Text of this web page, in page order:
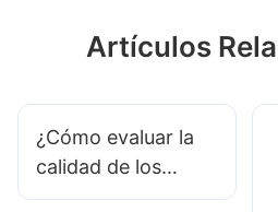
Artículos
¿Cómo evaluar la
calidad de los
accesorios de